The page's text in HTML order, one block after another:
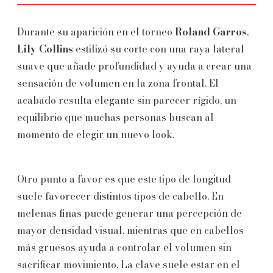
Durante su aparición en el torneo Roland Garros,
Lily Collins estilizó su corte con una raya lateral
suave que añade profundidad y ayuda a crear una
sensación de volumen en la zona frontal. El
acabado resulta elegante sin parecer rígido, un
equilibrio que muchas personas buscan al
momento de elegir un nuevo look.
Otro punto a favor es que este tipo de longitud
suele favorecer distintos tipos de cabello. En
melenas finas puede generar una percepción de
mayor densidad visual, mientras que en cabellos
más gruesos ayuda a controlar el volumen sin
sacrificar movimiento. La clave suele estar en el